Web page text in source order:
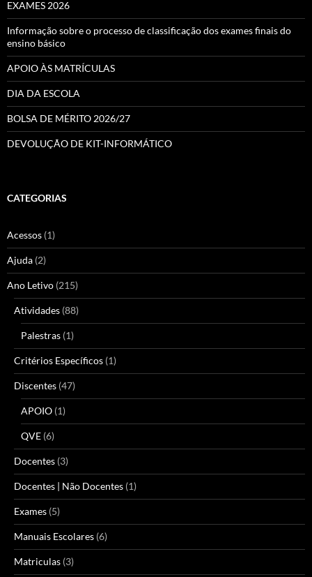
EXAMES 2026
Informação sobre o processo de classificação dos exames finais do
ensino básico
APOIO ÀS MATRÍCULAS
DIA DA ESCOLA
BOLSA DE MÉRITO 2026/27
DEVOLUÇÃO DE KIT-INFORMÁTICO
CATEGORIAS
Acessos (1)
Ajuda (2)
Ano Letivo (215)
Atividades (88)
Palestras (1)
Critérios Específicos (1)
Discentes (47)
APOIO (1)
QVE (6)
Docentes (3)
Docentes | Não Docentes (1)
Exames (5)
Manuais Escolares (6)
Matriculas (3)